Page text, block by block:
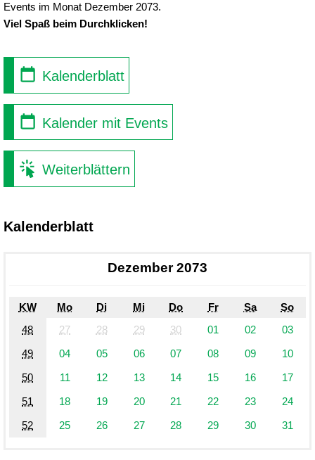
Events im Monat Dezember 2073.
Viel Spaß beim Durchklicken!
Kalenderblatt
Kalender mit Events
Weiterblättern
Kalenderblatt
Dezember 2073
KW Mo Di Mi Do Fr Sa
So
48
27 28 29 30 01 02
03
49
04 05 06 07 08 09
10
50
11 12 13 14 15 16
17
51
18 19 20 21 22 23
24
52
25 26 27 28 29 30 31